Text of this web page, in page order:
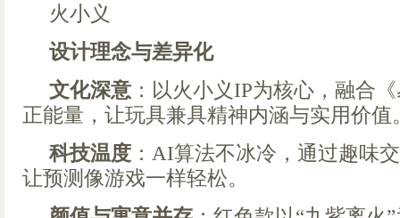
火小义
设计理念与差异化
文化深意 ：以火小义IP为核心，融合
正能量，让玩具兼具精神内涵与实用价值
科技温度 ：AI算法不冰冷，通过趣味
让预测像游戏一样轻松。